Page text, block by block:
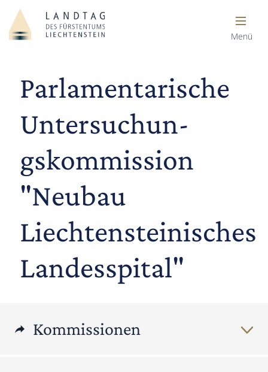
Menü
Parlamentarische
Untersuchun­­
gskommission
"Neubau
Liechtensteinisches
Landesspital"
Kommissionen